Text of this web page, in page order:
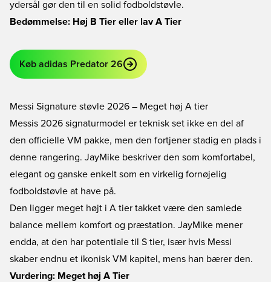
ydersål gør den til en solid fodboldstøvle.
Bedømmelse: Høj B Tier eller lav A Tier
Køb adidas Predator 26
Messi Signature støvle 2026 – Meget høj A tier
Messis 2026 signaturmodel er teknisk set ikke en del af
den officielle VM pakke, men den fortjener stadig en plads i
denne rangering. JayMike beskriver den som komfortabel,
elegant og ganske enkelt som en virkelig fornøjelig
fodboldstøvle at have på.
Den ligger meget højt i A tier takket være den samlede
balance mellem komfort og præstation. JayMike mener
endda, at den har potentiale til S tier, især hvis Messi
skaber endnu et ikonisk VM kapitel, mens han bærer den.
Vurdering: Meget høj A Tier